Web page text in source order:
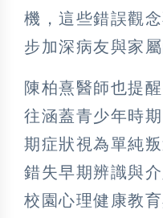
機，這些錯誤觀
步加深病友與家
陳柏熹醫師也提
往涵蓋青少年時
期症狀視為單純
錯失早期辨識與
校園心理健康教